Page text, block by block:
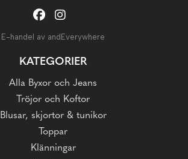
E-handel av andEverywhere
KATEGORIER
Alla Byxor och Jeans
Tröjor och Koftor
Blusar, skjortor & tunikor
Toppar
Klänningar